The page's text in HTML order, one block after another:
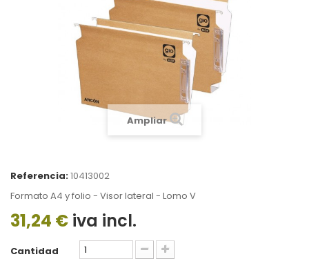
Ampliar
Referencia:10413002
Formato A4 y folio - Visor lateral - Lomo V
31,24 € iva incl.
Cantidad